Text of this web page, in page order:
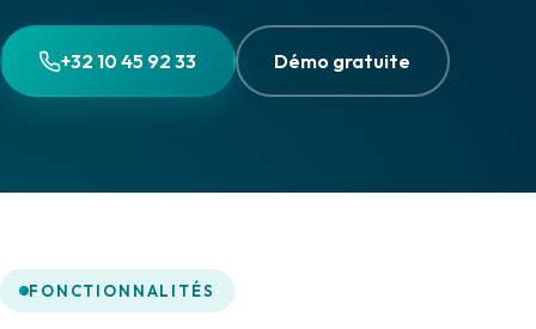
+32 10 45 92 33 Démo gratuite
FONCTIONNALITÉS